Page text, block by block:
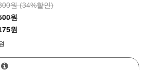
원 (34%할인)
원
원